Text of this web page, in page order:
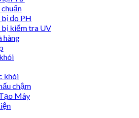
đo PH
kiểm tra UV
hàng
khói
chậm
Mây